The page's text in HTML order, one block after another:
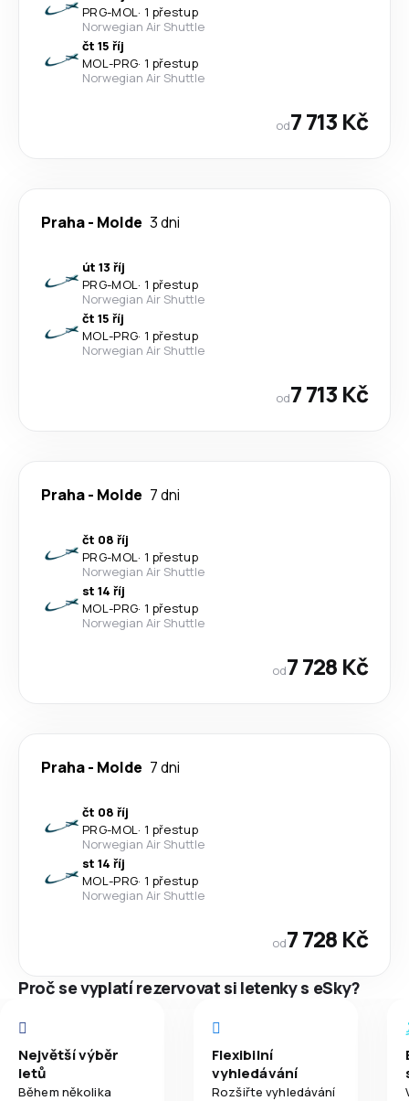
PRG-MOL· 1 přestup
Norwegian Air Shuttle
čt 15 říj
MOL-PRG· 1 přestup
Norwegian Air Shuttle
od7 713 Kč
Praha- Molde 3 dni
út 13 říj
PRG-MOL· 1 přestup
Norwegian Air Shuttle
čt 15 říj
MOL-PRG· 1 přestup
Norwegian Air Shuttle
od7 713 Kč
Praha- Molde 7 dni
čt 08 říj
PRG-MOL· 1 přestup
Norwegian Air Shuttle
st 14 říj
MOL-PRG· 1 přestup
Norwegian Air Shuttle
od7 728 Kč
Praha- Molde 7 dni
čt 08 říj
PRG-MOL· 1 přestup
Norwegian Air Shuttle
st 14 říj
MOL-PRG· 1 přestup
Norwegian Air Shuttle
od7 728 Kč
Proč se vyplatí rezervovat si letenky s eSky?
Největší výběr
letů
Během několika
Flexibilní
vyhledávání
Rozšiřte vyhledávání